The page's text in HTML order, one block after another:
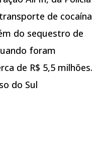
de cocaína
do sequestro de
foram
de R$ 5,5 milhões.
do Sul